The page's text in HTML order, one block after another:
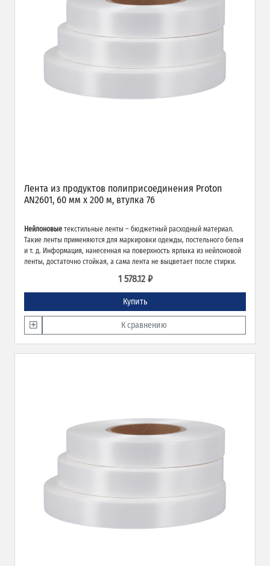
Лента из продуктов полиприсоединения Proton
AN2601, 60 мм х 200 м, втулка 76
Нейлоновые текстильные ленты – бюджетный расходный материал.
Такие ленты применяются для маркировки одежды, постельного белья
и т. д. Информация, нанесенная на поверхность ярлыка из нейлоновой
ленты, достаточно стойкая, а сама лента не выцветает после стирки.
1 578.12 ₽
Купить
К сравнению